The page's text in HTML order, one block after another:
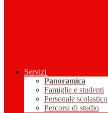
Servizi
Panoramica
Famiglie e studenti
Personale scolastico
Percorsi di studio